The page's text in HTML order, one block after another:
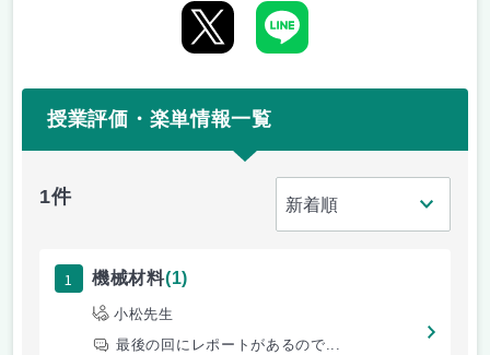
授業評価・楽単情報一覧
1件
1 機械材料(1)
小松先生
最後の回にレポートがあるので...